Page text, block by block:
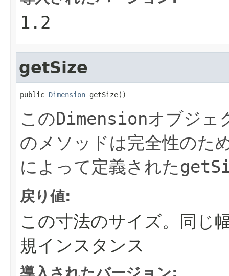
1.2
getSize
public Dimension getSize()
このDimensionオブジェ
のメソッドは完全性のた
によって定義された
戻り値:
この寸法のサイズ。同じ
規インスタンス